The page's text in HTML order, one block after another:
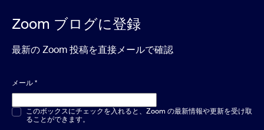
Zoom ブログに登録
最新の Zoom 投稿を直接メールで確認
メール*
複数選択または単一選択*
このボックスにチェックを入れると、Zoom の最新情報や更新を受け取
ることができます。